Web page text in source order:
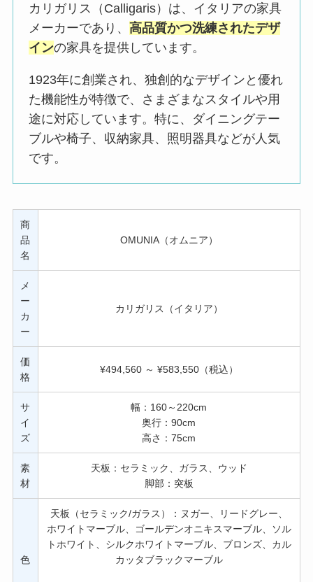
カリガリス（Calligaris）は、イタリアの家具
メーカーであり、高品質かつ洗練されたデザ
インの家具を提供しています。
1923年に創業され、独創的なデザインと優れ
た機能性が特徴で、さまざまなスタイルや用
途に対応しています。特に、ダイニングテー
ブルや椅子、収納家具、照明器具などが人気
です。
商
品
名
OMUNIA（オムニア）
メ
ー
カ
ー
カリガリス（イタリア）
価
格
¥494,560 ～ ¥583,550（税込）
サ
イ
ズ
幅：160～220cm
奥行：90cm
高さ：75cm
素
材
天板：セラミック、ガラス、ウッド
脚部：突板
色
天板（セラミック/ガラス）：ヌガー、リードグレー、
ホワイトマーブル、ゴールデンオニキスマーブル、ソル
トホワイト、シルクホワイトマーブル、ブロンズ、カル
カッタブラックマーブル